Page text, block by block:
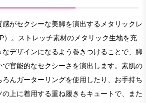
感がセクシーな美脚を演出するメタリックレ
）。ストレッチ素材のメタリック生地を充
デザインになるよう巻きつけることで、脚
官能的なセクシーさを演出します。素肌の
ろんガーターリングを使用したり、お手持ち
上に着用する重ね履きもキュートで、また